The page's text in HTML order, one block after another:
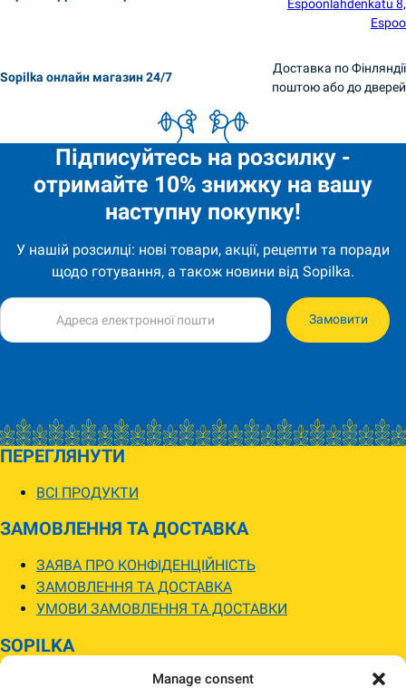
Manage consent
Espoonlahdenkatu 8,
Espoo
Sopilka онлайн магазин 24/7
Доставка по Фінляндії
поштою або до дверей
Підписуйтесь на розсилку -
отримайте 10% знижку на вашу
наступну покупку!
У нашій розсилці: нові товари, акції, рецепти та поради
щодо готування, а також новини від Sopilka.
Замовити
ПЕРЕГЛЯНУТИ
ВСІ ПРОДУКТИ
ЗАМОВЛЕННЯ ТА ДОСТАВКА
ЗАЯВА ПРО КОНФІДЕНЦІЙНІСТЬ
ЗАМОВЛЕННЯ ТА ДОСТАВКА
УМОВИ ЗАМОВЛЕННЯ ТА ДОСТАВКИ
SOPILKA
МАГАЗИНИ SOPILKA